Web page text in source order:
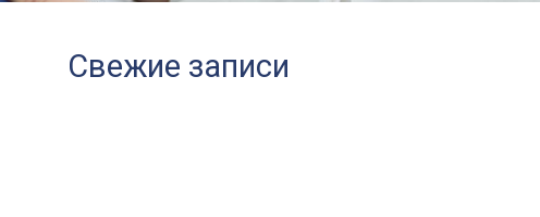
Свежие записи